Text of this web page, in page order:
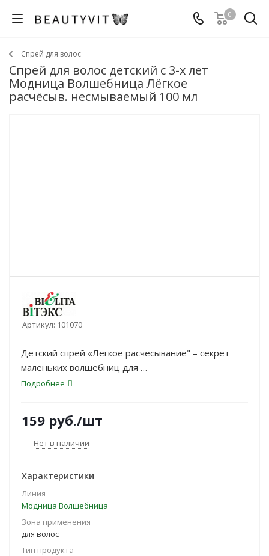
0
Спрей для волос
Спрей для волос детский с 3-х лет
Модница Волшебница Лёгкое
расчёсыв. несмываемый 100 мл
Артикул: 101070
Детский спрей «Легкое расчесывание" – секрет
маленьких волшебниц для
необыкновенной красоты и здоровья волос.
настоящую принцессу.
Подробнее
159 руб./шт
Нет в наличии
Характеристики
Линия
Модница Волшебница
Зона применения
для волос
Тип продукта